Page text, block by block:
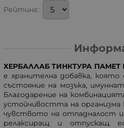
Рейтинг:
ХЕРБАЛЛАБ ТИНКТУРА
е хранителна добавка,
състояние на мозъка,
Благодарение на
устойчивостта на организма
чувството на отпадналост
релаксиращ и отпускащ